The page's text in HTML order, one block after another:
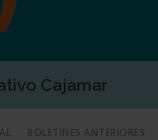
Cajamar
BOLETINES ANTERIORES